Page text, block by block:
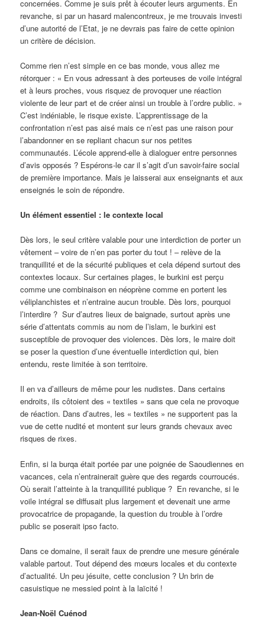
concernées. Comme je suis prêt à écouter leurs arguments. En
revanche, si par un hasard malencontreux, je me trouvais investi
d’une autorité de l’Etat, je ne devrais pas faire de cette opinion
un critère de décision.
Comme rien n’est simple en ce bas monde, vous allez me
rétorquer : « En vous adressant à des porteuses de voile intégral
et à leurs proches, vous risquez de provoquer une réaction
violente de leur part et de créer ainsi un trouble à l’ordre public. »
C’est indéniable, le risque existe. L’apprentissage de la
confrontation n’est pas aisé mais ce n’est pas une raison pour
l’abandonner en se repliant chacun sur nos petites
communautés. L’école apprend-elle à dialoguer entre personnes
d’avis opposés ? Espérons-le car il s’agit d’un savoir-faire social
de première importance. Mais je laisserai aux enseignants et aux
enseignés le soin de répondre.
Un élément essentiel : le contexte local
Dès lors, le seul critère valable pour une interdiction de porter un
vêtement – voire de n’en pas porter du tout ! – relève de la
tranquillité et de la sécurité publiques et cela dépend surtout des
contextes locaux. Sur certaines plages, le burkini est perçu
comme une combinaison en néoprène comme en portent les
véliplanchistes et n’entraine aucun trouble. Dès lors, pourquoi
l’interdire ? Sur d’autres lieux de baignade, surtout après une
série d’attentats commis au nom de l’islam, le burkini est
susceptible de provoquer des violences. Dès lors, le maire doit
se poser la question d’une éventuelle interdiction qui, bien
entendu, reste limitée à son territoire.
Il en va d’ailleurs de même pour les nudistes. Dans certains
endroits, ils côtoient des « textiles » sans que cela ne provoque
de réaction. Dans d’autres, les « textiles » ne supportent pas la
vue de cette nudité et montent sur leurs grands chevaux avec
risques de rixes.
Enfin, si la burqa était portée par une poignée de Saoudiennes en
vacances, cela n’entrainerait guère que des regards courroucés.
Où serait l’atteinte à la tranquillité publique ? En revanche, si le
voile intégral se diffusait plus largement et devenait une arme
provocatrice de propagande, la question du trouble à l’ordre
public se poserait ipso facto.
Dans ce domaine, il serait faux de prendre une mesure générale
valable partout. Tout dépend des mœurs locales et du contexte
d’actualité. Un peu jésuite, cette conclusion ? Un brin de
casuistique ne messied point à la laïcité !
Jean-Noël Cuénod